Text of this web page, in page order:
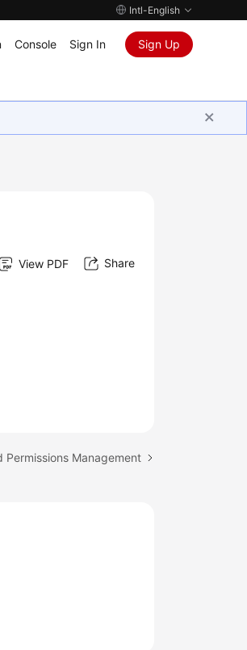
Intl-English
Console Sign In Sign Up
View PDF Share
Management